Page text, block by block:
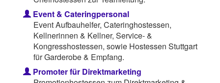
Event & Cateringpersonal
Event Aufbauhelfer, Cateringhostessen,
Kellnerinnen & Kellner, Service- &
Kongresshostessen, sowie Hostessen Stuttgart
für Garderobe & Empfang.
Promoter für Direktmarketing